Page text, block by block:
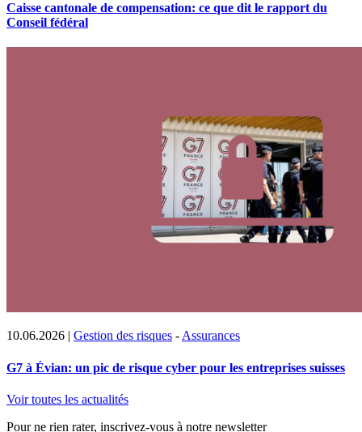
Caisse cantonale de compensation: ce que dit le rapport du
Conseil fédéral
10.06.2026 | Gestion des risques - Assurances
G7 à Évian: un pic de risque cyber pour les entreprises suisses
Voir toutes les actualités
Pour ne rien rater, inscrivez-vous à notre newsletter